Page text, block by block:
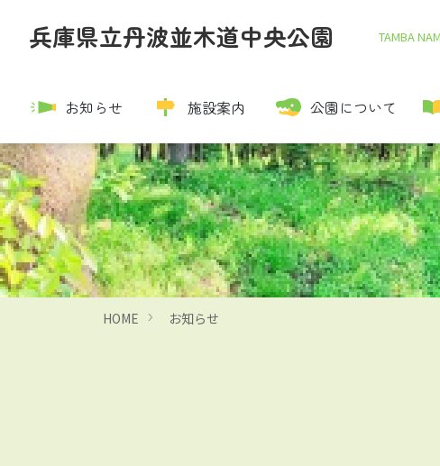
兵庫県立丹波並木道中央公園 TAMBA
お知らせ 施設案内 公園について
HOME お知らせ